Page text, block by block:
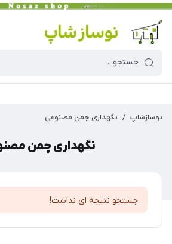
نوسازشاپ / نگهداری چمن مصنوعی
نگهداری چمن
جستجو نتیجه ای نداشت!